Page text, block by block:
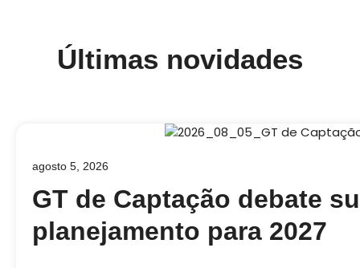
Últimas novidades
agosto 5, 2026
GT de Captação debate
planejamento para 2027